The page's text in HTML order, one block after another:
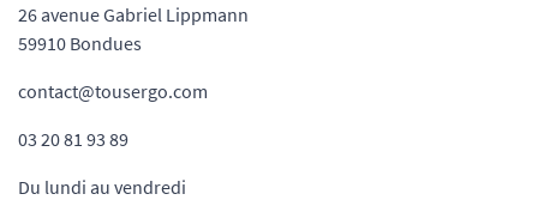
26 avenue Gabriel Lippmann
59910 Bondues
contact@tousergo.com
03 20 81 93 89
Du lundi au vendredi